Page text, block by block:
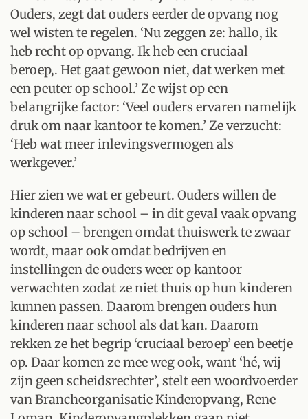
Ouders, zegt dat ouders eerder de opvang nog
wel wisten te regelen. ‘Nu zeggen ze: hallo, ik
heb recht op opvang. Ik heb een cruciaal
beroep,. Het gaat gewoon niet, dat werken met
een peuter op school.’ Ze wijst op een
belangrijke factor: ‘Veel ouders ervaren namelijk
druk om naar kantoor te komen.’ Ze verzucht:
‘Heb wat meer inlevingsvermogen als
werkgever.’
Hier zien we wat er gebeurt. Ouders willen de
kinderen naar school – in dit geval vaak opvang
op school – brengen omdat thuiswerk te zwaar
wordt, maar ook omdat bedrijven en
instellingen de ouders weer op kantoor
verwachten zodat ze niet thuis op hun kinderen
kunnen passen. Daarom brengen ouders hun
kinderen naar school als dat kan. Daarom
rekken ze het begrip ‘cruciaal beroep’ een beetje
op. Daar komen ze mee weg ook, want ‘hé, wij
zijn geen scheidsrechter’, stelt een woordvoerder
van Brancheorganisatie Kinderopvang, Rene